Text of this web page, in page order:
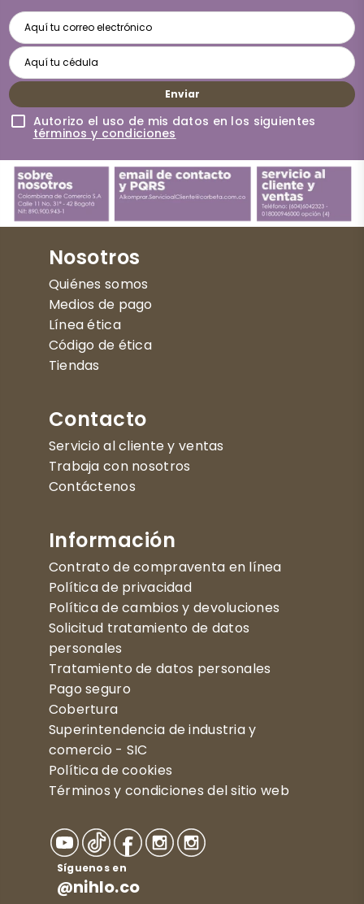
Enviar
Autorizo el uso de mis datos en los siguientes
términos y condiciones
Nosotros
Quiénes somos
Medios de pago
Línea ética
Código de ética
Tiendas
Contacto
Servicio al cliente y ventas
Trabaja con nosotros
Contáctenos
Información
Contrato de compraventa en línea
Política de privacidad
Política de cambios y devoluciones
Solicitud tratamiento de datos
personales
Tratamiento de datos personales
Pago seguro
Cobertura
Superintendencia de industria y
comercio - SIC
Política de cookies
Términos y condiciones del sitio web
Síguenos en
@nihlo.co